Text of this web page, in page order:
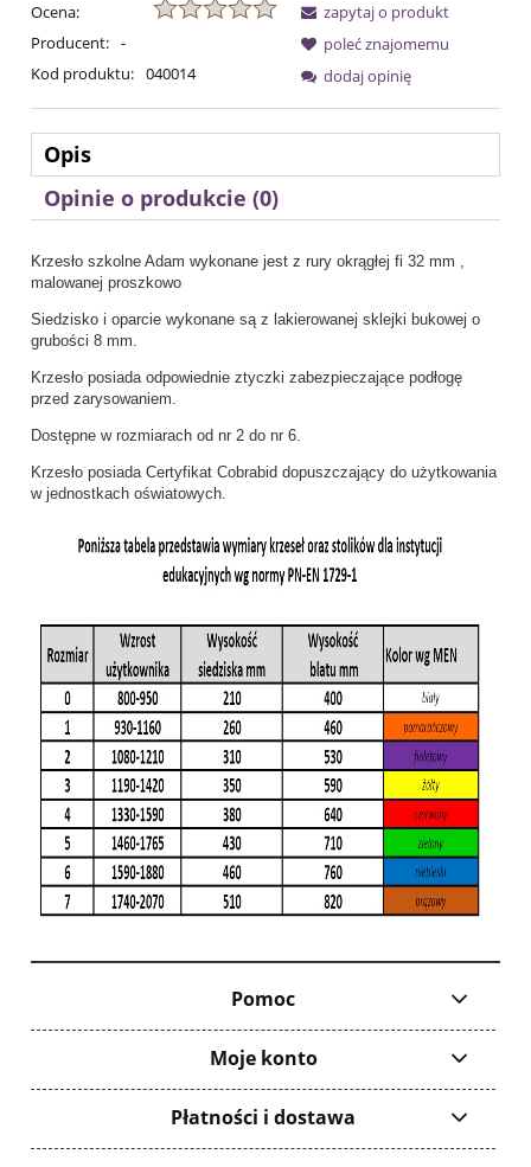
Ocena:
Producent: -
Kod produktu: 040014
zapytaj o produkt
poleć znajomemu
dodaj opinię
Opis
Opinie o produkcie (0)
Krzesło szkolne Adam wykonane jest z rury okrągłej fi 32 mm ,
malowanej proszkowo
Siedzisko i oparcie wykonane są z lakierowanej sklejki bukowej o
grubości 8 mm.
Krzesło posiada odpowiednie ztyczki zabezpieczające podłogę
przed zarysowaniem.
Dostępne w rozmiarach od nr 2 do nr 6.
Krzesło posiada Certyfikat Cobrabid dopuszczający do użytkowania
w jednostkach oświatowych.
Pomoc
Moje konto
Płatności i dostawa